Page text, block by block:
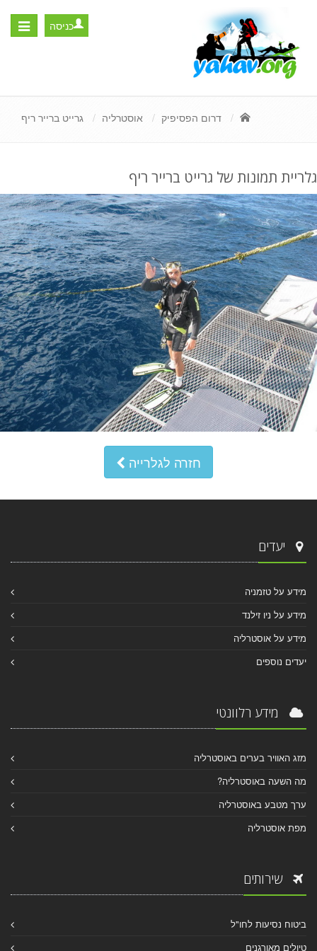
Toggle
כניסה
דרום הפסיפיק אוסטרליה גרייט ברייר ריף
גלריית תמונות של גרייט ברייר ריף
חזרה לגלרייה
יעדים
מידע על טזמניה
מידע על ניו זילנד
מידע על אוסטרליה
יעדים נוספים
מידע רלוונטי
מזג האוויר בערים באוסטרליה
מה השעה באוסטרליה?
ערך מטבע באוסטרליה
מפת אוסטרליה
שירותים
ביטוח נסיעות לחו"ל
טיולים מאורגנים